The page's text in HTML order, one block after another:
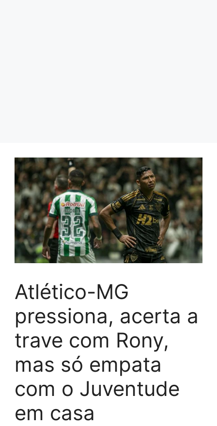
Atlético-MG
pressiona, acerta a
trave com Rony,
mas só empata
com o Juventude
em casa